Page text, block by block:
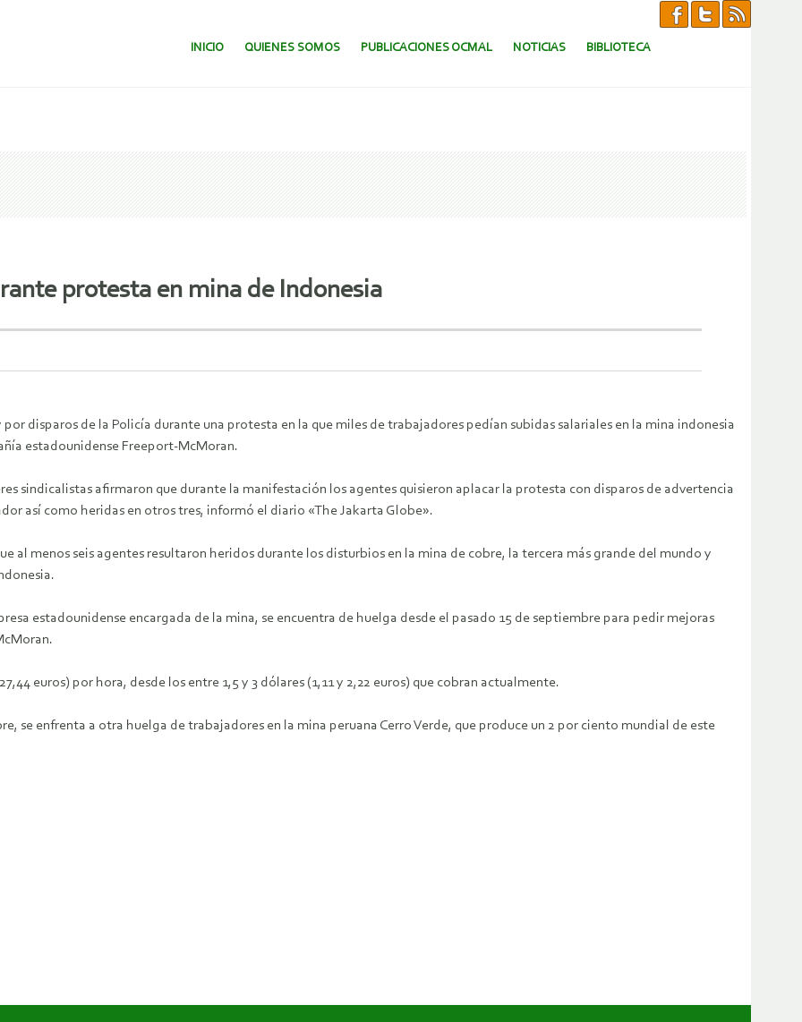
SALTAR AL CONTENIDO.
INICIO QUIENES SOMOS PUBLICACIONES OCMAL NOTICIAS BIBLIOTECA
protesta en mina de Indonesia
disparos de la Policía durante una protesta en la que miles de trabajadores pedían subidas salariales en la mina indonesia
estadounidense Freeport-McMoran.
sindicalistas afirmaron que durante la manifestación los agentes quisieron aplacar la protesta con disparos de advertencia
así como heridas en otros tres, informó el diario «The Jakarta Globe».
al menos seis agentes resultaron heridos durante los disturbios en la mina de cobre, la tercera más grande del mundo y
estadounidense encargada de la mina, se encuentra de huelga desde el pasado 15 de septiembre para pedir mejoras
euros) por hora, desde los entre 1,5 y 3 dólares (1,11 y 2,22 euros) que cobran actualmente.
se enfrenta a otra huelga de trabajadores en la mina peruana Cerro Verde, que produce un 2 por ciento mundial de este